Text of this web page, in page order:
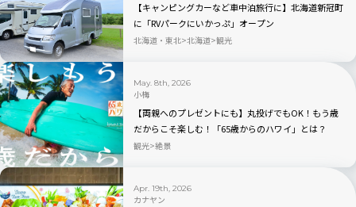
【キャンピングカーなど車中泊旅行に】北海道新冠町
に「RVパークにいかっぷ」オープン
北海道・東北 北海道 観光
May. 8th, 2026
小梅
【両親へのプレゼントにも】丸投げでもOK！もう歳
だからこそ楽しむ！「65歳からのハワイ」とは？
観光 絶景
Apr. 19th, 2026
カナヤン